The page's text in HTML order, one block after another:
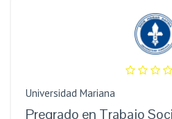
Universidad Mariana
Pregrado en Trabajo